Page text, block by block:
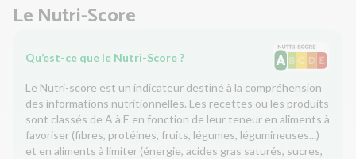
Le Nutri-Score
Qu’est-ce que le Nutri-Score ?
Le Nutri-score est un indicateur destiné à la compréhension
des informations nutritionnelles. Les recettes ou les produits
sont classés de A à E en fonction de leur teneur en aliments à
favoriser (fibres, protéines, fruits, légumes, légumineuses...)
et en aliments à limiter (énergie, acides gras saturés, sucres,